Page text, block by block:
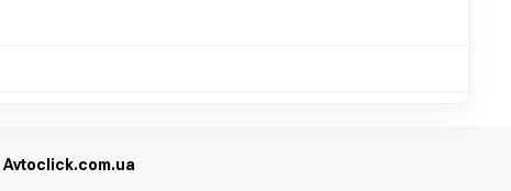
Avtoclick.com.ua